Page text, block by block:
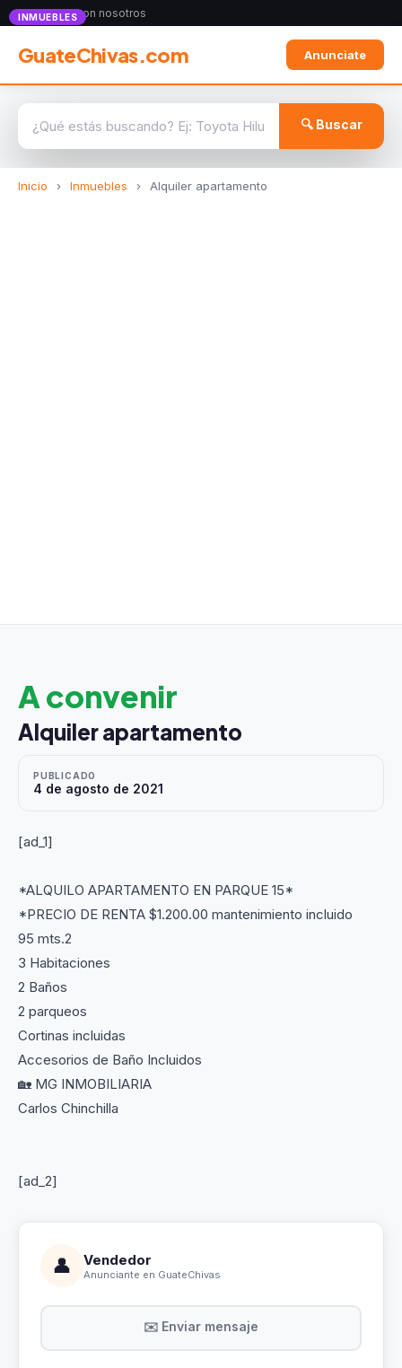
Anunciate con nosotros
GuateChivas.com Anunciate
🔍 Buscar
Inicio › Inmuebles › Alquiler apartamento
INMUEBLES
A convenir
Alquiler apartamento
PUBLICADO
4 de agosto de 2021
[ad_1]
*ALQUILO APARTAMENTO EN PARQUE 15*
*PRECIO DE RENTA $1.200.00 mantenimiento incluido
95 mts.2
3 Habitaciones
2 Baños
2 parqueos
Cortinas incluidas
Accesorios de Baño Incluidos
🏡 MG INMOBILIARIA
Carlos Chinchilla
[ad_2]
👤 Vendedor
Anunciante en GuateChivas
✉️ Enviar mensaje